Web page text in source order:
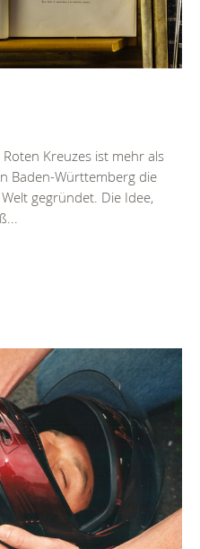
Kreuzes ist mehr als
Baden-Württemberg die
gegründet. Die Idee,